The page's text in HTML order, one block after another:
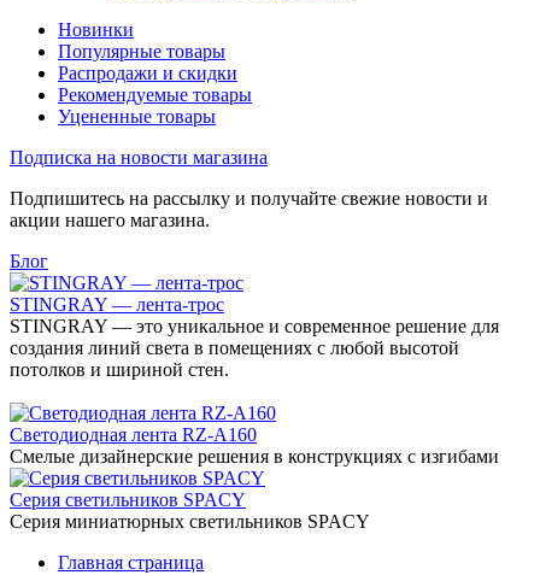
Новинки
Популярные товары
Распродажи и скидки
Рекомендуемые товары
Уцененные товары
Подписка на новости магазина
Подпишитесь на рассылку и получайте свежие новости и
акции нашего магазина.
Блог
STINGRAY — лента-трос
STINGRAY — это уникальное и современное решение для
создания линий света в помещениях с любой высотой
потолков и шириной стен.
Светодиодная лента RZ-A160
Смелые дизайнерские решения в конструкциях с изгибами
Серия светильников SPACY
Серия миниатюрных светильников SPACY
Главная страница